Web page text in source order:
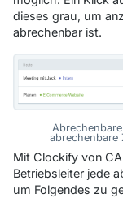
dieses grau, um
abrechenbar ist.
abrechenbare
Mit Clockify von
Betriebsleiter jede
um Folgendes zu